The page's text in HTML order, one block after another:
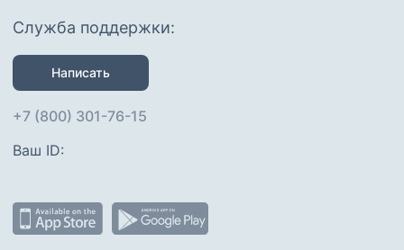
Служба поддержки:
Написать
+7 (800) 301-76-15
Ваш ID: